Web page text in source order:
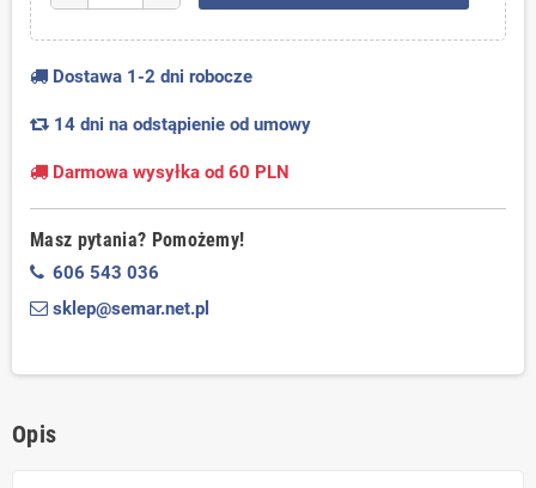
Dostawa 1-2 dni robocze
14 dni na odstąpienie od umowy
Darmowa wysyłka od 60 PLN
Masz pytania? Pomożemy!
606 543 036
sklep@semar.net.pl
Opis